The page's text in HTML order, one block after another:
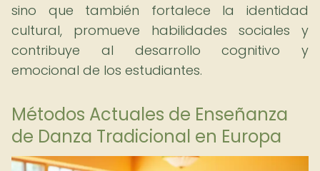
sino que también fortalece la identidad
cultural, promueve habilidades sociales y
contribuye al desarrollo cognitivo y
emocional de los estudiantes.
Métodos Actuales de Enseñanza
de Danza Tradicional en Europa